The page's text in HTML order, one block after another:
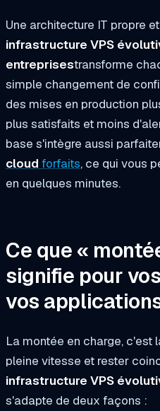
Une architecture IT propre
infrastructure VPS
entreprisestransforme
simple changement de
des mises en production
plus satisfaits et moins
base s'intègre aussi
cloud forfaits, ce qui vous
en quelques minutes.
Ce que «
signifie pour
vos
La montée en charge, c'est
pleine vitesse et rester
infrastructure VPS
s'adapte de deux façons :